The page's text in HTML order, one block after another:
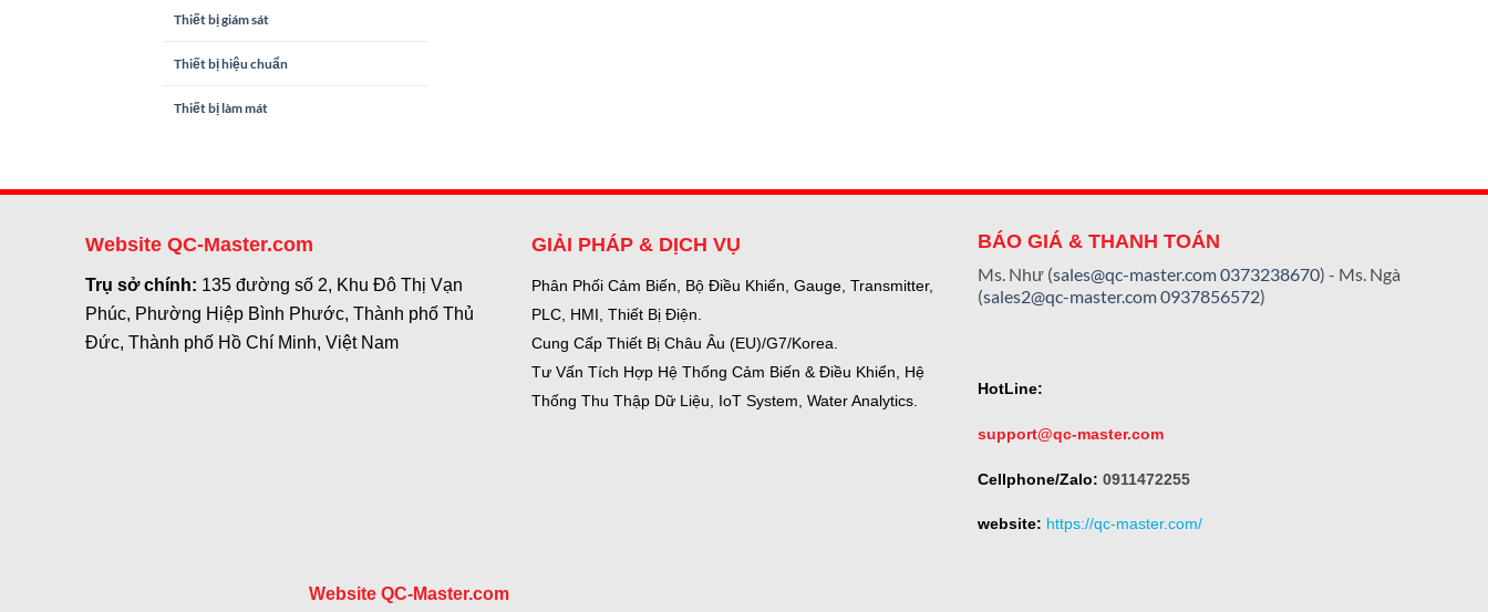
Thiết bị giám sát
Thiết bị hiệu chuẩn
Thiết bị làm mát
Website QC-Master.com
Trụ sở chính: 135 đường số 2, Khu Đô Thị Vạn
Phúc, Phường Hiệp Bình Phước, Thành phố Thủ
Đức, Thành phố Hồ Chí Minh, Việt Nam
GIẢI PHÁP & DỊCH VỤ
Phân Phối Cảm Biến, Bộ Điều Khiển, Gauge, Transmitter,
PLC, HMI, Thiết Bị Điện.
Cung Cấp Thiết Bị Châu Âu (EU)/G7/Korea.
Tư Vấn Tích Hợp Hệ Thống Cảm Biến & Điều Khiển, Hệ
Thống Thu Thập Dữ Liệu, IoT System, Water Analytics.
BÁO GIÁ & THANH TOÁN
Ms. Như (sales@qc-master.com0373238670) - Ms. Ngà
(sales2@qc-master.com0937856572)
HotLine:
support@qc-master.com
Cellphone/Zalo: 0911472255
website: https://qc-master.com/
Website QC-Master.com